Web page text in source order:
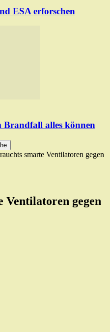
ESA erforschen
Brandfall alles können
smarte Ventilatoren gegen
Ventilatoren gegen